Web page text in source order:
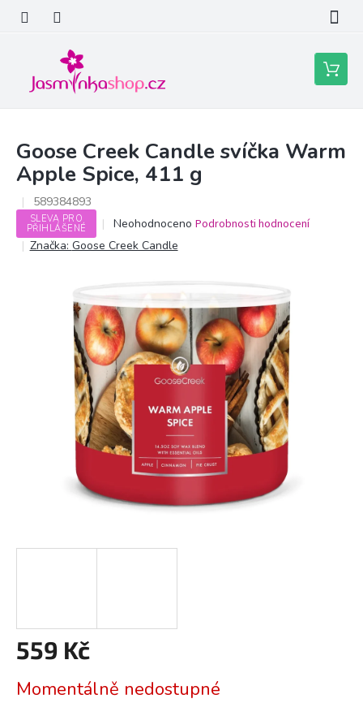
obsah
Nákupní
košík
Goose Creek Candle svíčka Warm
Apple Spice, 411 g
589384893
SLEVA PRO
PŘIHLÁŠENÉ
Průměrné
hodnocení
produktu
z
5
hvězdiček.
Neohodnoceno Podrobnosti hodnocení
Značka: Goose Creek Candle
559 Kč
cena:
Momentálně nedostupné